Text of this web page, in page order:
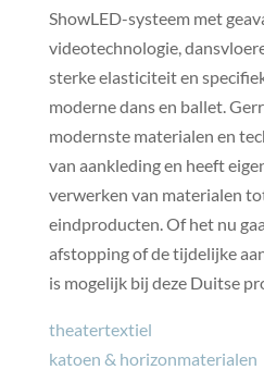
ShowLED-systeem met
videotechnologie,
sterke elasticiteit en
moderne dans en ballet.
modernste materialen en
van aankleding en heeft
verwerken van materialen
eindproducten. Of het nu
afstopping of de tijdelijke
is mogelijk bij deze Duitse
theatertextiel
katoen & horizonmaterialen